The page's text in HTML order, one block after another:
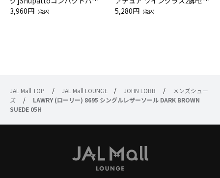
グ Drop JAL客室乗務員（LC）
3,960円 （税込）
ト（レッドワイン）
5,280円 （税込）
JAL Mall TOP / JAL Mall LOUNGE / JOHN LOBB /
メンズシュー
ズ
/
LAWRY (ローリー) 8695 シングルレザーソール DARK BROWN
SUEDE 05H